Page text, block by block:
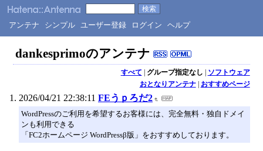
アンテナ シンプル ユーザー登録 ログイン ヘルプ
dankesprimoのアンテナ
すべて | グループ指定なし | ソフトウェア
おとなりアンテナ| おすすめページ
2026/04/21 22:38:11 FEうｐろだ2
WordPressのご利用を希望するお客様には、完全無料・独自ドメイ
ンも利用できる
「FC2ホームページ WordPressβ版」をおすすめしております。